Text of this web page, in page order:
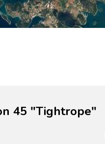
45 "Tightrope"